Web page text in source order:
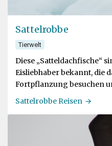
Sattelrobbe
Tierwelt
Diese „Satteldachfische“
Eisliebhaber bekannt, die
Fortpflanzung besuchen
im Meer verbringen
Sattelrobbe Reisen